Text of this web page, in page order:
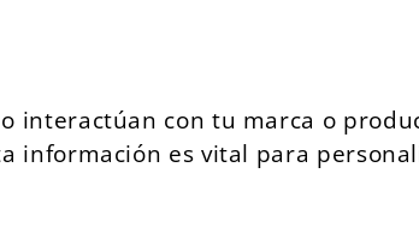
con tu marca o
información es vital para